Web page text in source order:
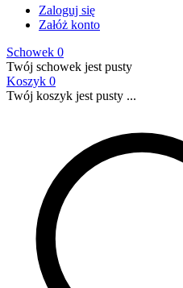
Zaloguj się
Załóż konto
Schowek 0
Twój schowek jest pusty
Koszyk 0
Twój koszyk jest pusty ...